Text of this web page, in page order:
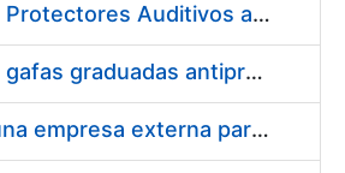
Suministro de Protectores Auditivos a medida para las personas trabajadoras de los Centros de Trabajo de Madrid y Burgos
Suministro de gafas graduadas antiproyecciones para los trabajadores de la FNMT-RCM en los centros de trabajo de Madrid y Burgos
Servicios de una empresa externa para el asesoramiento y resolución de los recursos de alzada que se presentan relacionados con procesos de selección para la FNMT-RCM